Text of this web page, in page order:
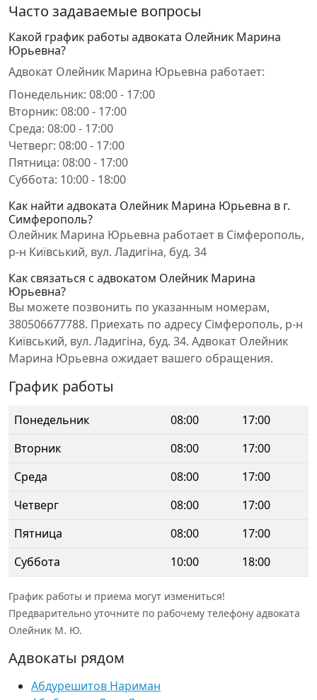
Часто задаваемые вопросы
Какой график работы адвоката Олейник Марина
Юрьевна?
Адвокат Олейник Марина Юрьевна работает:
Понедельник: 08:00 - 17:00
Вторник: 08:00 - 17:00
Среда: 08:00 - 17:00
Четверг: 08:00 - 17:00
Пятница: 08:00 - 17:00
Суббота: 10:00 - 18:00
Как найти адвоката Олейник Марина Юрьевна в г.
Симферополь?
Олейник Марина Юрьевна работает в Сімферополь,
р-н Київський, вул. Ладигіна, буд. 34
Как связаться с адвокатом Олейник Марина
Юрьевна?
Вы можете позвонить по указанным номерам,
380506677788. Приехать по адресу Сімферополь, р-н
Київський, вул. Ладигіна, буд. 34. Адвокат Олейник
Марина Юрьевна ожидает вашего обращения.
График работы
Понедельник 08:00
17:00
Вторник
08:00
17:00
Среда
08:00
17:00
Четверг
08:00
17:00
Пятница
08:00
17:00
Суббота
10:00 18:00
График работы и приема могут измениться!
Предварительно уточните по рабочему телефону адвоката
Олейник М. Ю.
Адвокаты рядом
Абдурешитов Нариман